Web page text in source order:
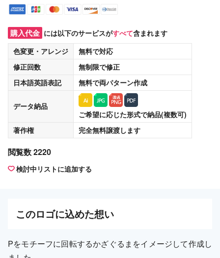
購入代金 には以下のサービスがすべて含まれます
色変更・アレンジ
無料で対応
修正回数
無制限で修正
日本語英語表記
無料で両パターン作成
データ納品
ご希望に応じた形式で納品(複数可)
著作権
完全無料譲渡します
閲覧数 2220
検討中リストに追加する
このロゴに込めた想い
Pをモチーフに回転するかざぐるまをイメージして作成し